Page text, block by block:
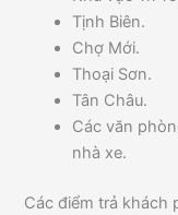
Tịnh Biên.
Chợ Mới.
Thoại Sơn.
Tân Châu.
Các văn
nhà xe.
Các điểm trả khách